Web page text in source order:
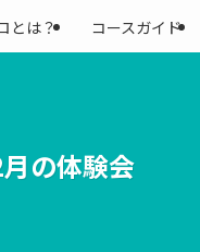
とは？ コースガイド
の体験会